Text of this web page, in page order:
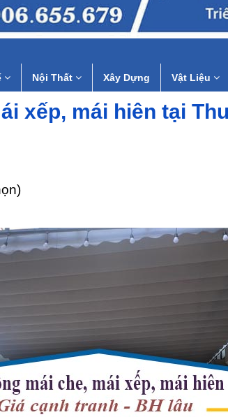
Nội Thất Xây Dựng Vật Liệu
xếp, mái hiên tại